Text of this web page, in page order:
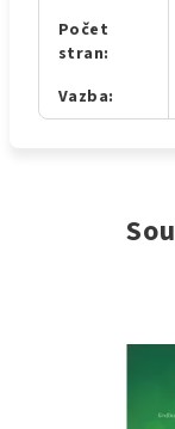
Počet
stran:
Vazba: